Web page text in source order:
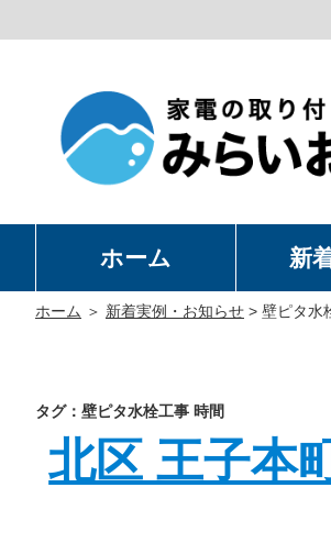
ホーム 新
ホーム ＞ 新着実例・お知らせ > 壁ピタ水
タグ：壁ピタ水栓工事 時間
北区 王子本